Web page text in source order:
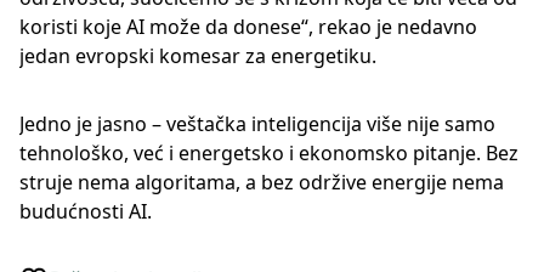
koristi koje AI može da donese“, rekao je nedavno
jedan evropski komesar za energetiku.
Jedno je jasno – veštačka inteligencija više nije samo
tehnološko, već i energetsko i ekonomsko pitanje. Bez
struje nema algoritama, a bez održive energije nema
budućnosti AI.